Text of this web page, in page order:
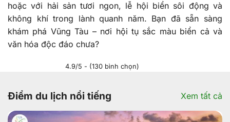
hoặc với hải sản tươi ngon, lễ hội biển sôi động và
không khí trong lành quanh năm. Bạn đã sẵn sàng
khám phá Vũng Tàu – nơi hội tụ sắc màu biển cả và
văn hóa độc đáo chưa?
4.9/5 - (130 bình chọn)
Điểm du lịch nổi tiếng Xem tất cả